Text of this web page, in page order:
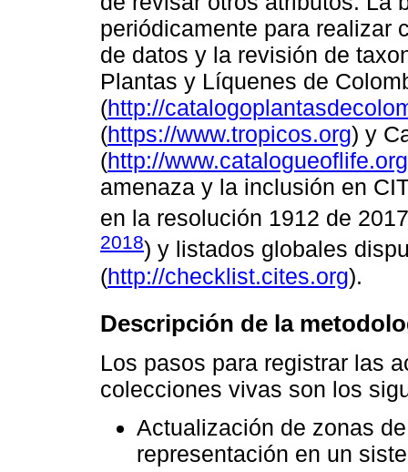
periódicamente para realizar
de datos y la revisión de
Plantas y Líquenes de
(http://
(https://www.tropicos.org) y
(http://
amenaza y la inclusión en
en la resolución 1912 de
2018) y listados globales
(http://checklist.cites.org).
Descripción de la
Los pasos para registrar las
colecciones vivas son los
Actualización de zonas
representación en un